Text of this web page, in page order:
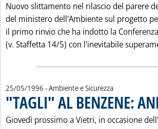
Nuovo slittamento nel rilascio del parere
del ministero dell'Ambiente sul progetto
il primo rinvio che ha indotto la
(v. Staffetta 14/5) con l'inevitabile
25/05/1996 - Ambiente e Sicurezza
"TAGLI" AL BENZENE:
Giovedì prossimo a Vietri, in occasione